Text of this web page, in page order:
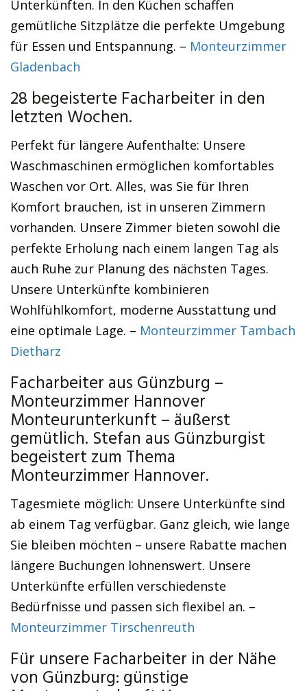
Unterkünften. In den Küchen schaffen
gemütliche Sitzplätze die perfekte Umgebung
für Essen und Entspannung. – Monteurzimmer
Gladenbach
28 begeisterte Facharbeiter in den
letzten Wochen.
Perfekt für längere Aufenthalte: Unsere
Waschmaschinen ermöglichen komfortables
Waschen vor Ort. Alles, was Sie für Ihren
Komfort brauchen, ist in unseren Zimmern
vorhanden. Unsere Zimmer bieten sowohl die
perfekte Erholung nach einem langen Tag als
auch Ruhe zur Planung des nächsten Tages.
Unsere Unterkünfte kombinieren
Wohlfühlkomfort, moderne Ausstattung und
eine optimale Lage. – Monteurzimmer Tambach
Dietharz
Facharbeiter aus Günzburg –
Monteurzimmer Hannover
Monteurunterkunft – äußerst
gemütlich. Stefan aus Günzburgist
begeistert zum Thema
Monteurzimmer Hannover.
Tagesmiete möglich: Unsere Unterkünfte sind
ab einem Tag verfügbar. Ganz gleich, wie lange
Sie bleiben möchten – unsere Rabatte machen
längere Buchungen lohnenswert. Unsere
Unterkünfte erfüllen verschiedenste
Bedürfnisse und passen sich flexibel an. –
Monteurzimmer Tirschenreuth
Für unsere Facharbeiter in der Nähe
von Günzburg: günstige